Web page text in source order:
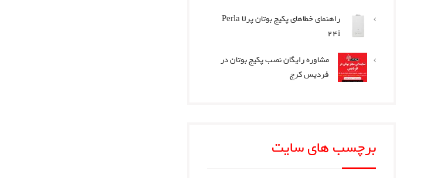
راهنمای خطاهای پکیج بوتان پرلا Perla
24i
مشاوره رایگان نصب پکیج بوتان در
فردیس کرج
برچسب های سایت